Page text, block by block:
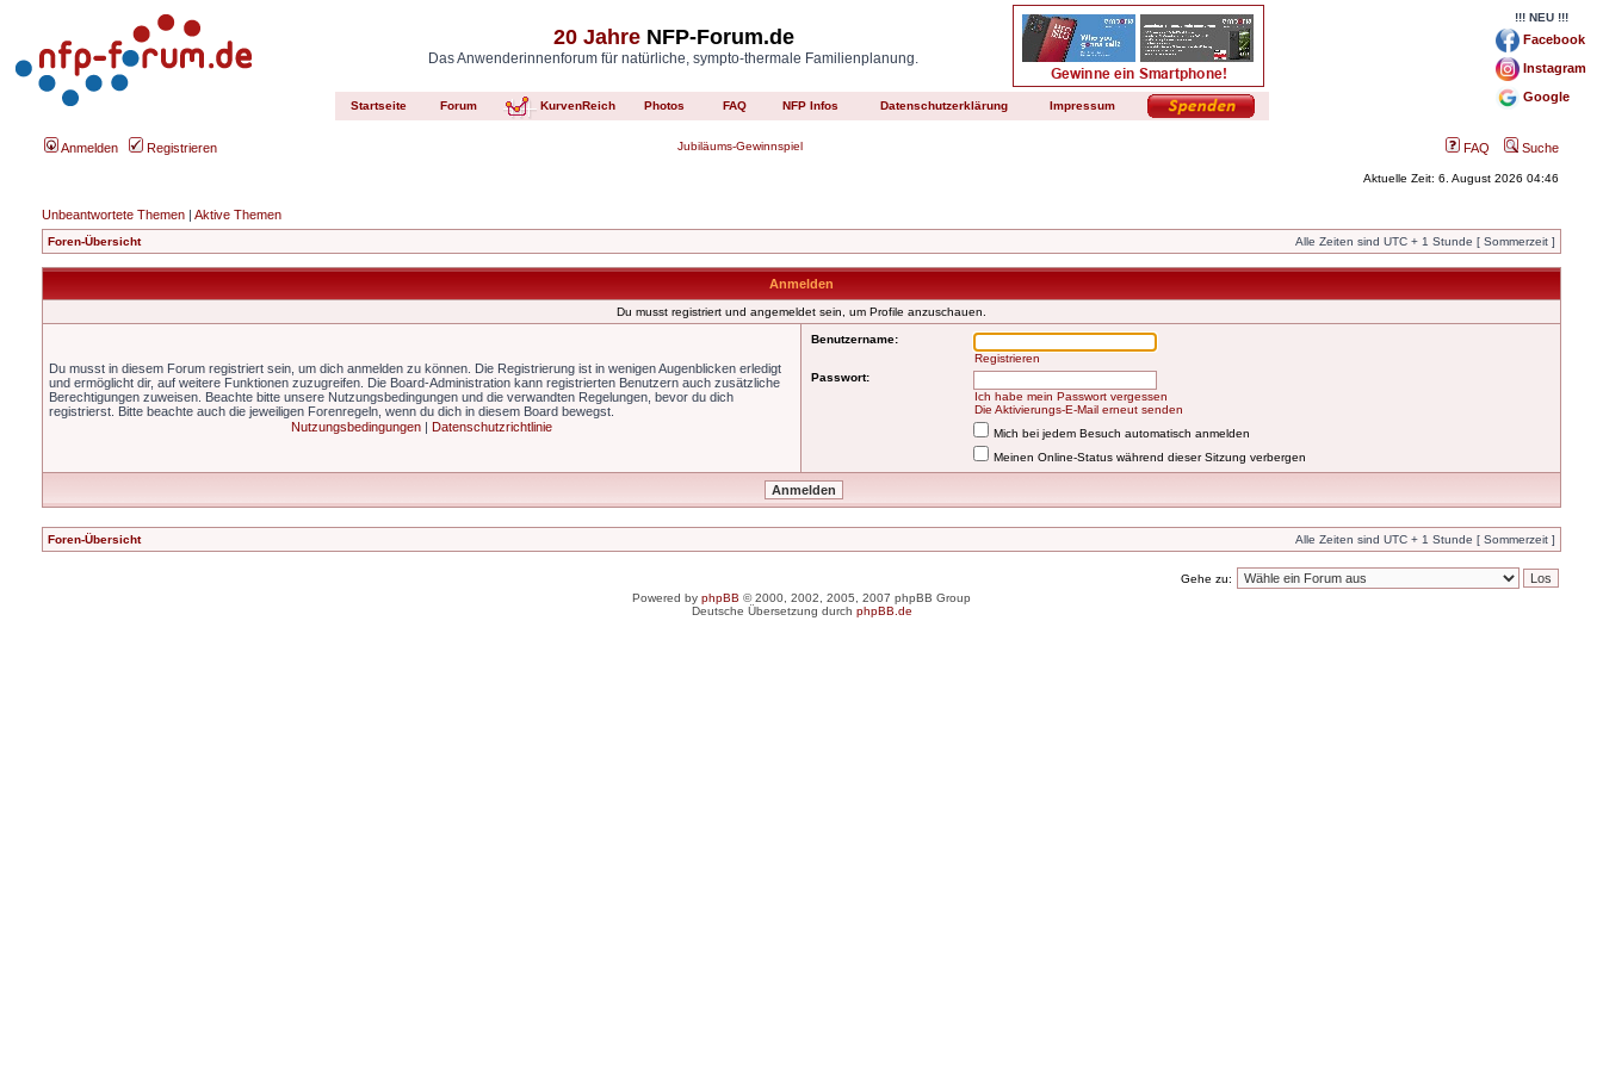
20 JahreNFP-Forum.de
Das Anwenderinnenforum für natürliche, sympto-thermale Familienplanung.
Startseite Forum KurvenReich Photos FAQ NFP Infos Datenschutzerklärung Impressum
!!! NEU !!!
Facebook
Instagram
Google
Anmelden Registrieren Jubiläums-Gewinnspiel FAQ Suche
Aktuelle Zeit: 6. August 2026 04:46
Unbeantwortete Themen | Aktive Themen
Foren-Übersicht Alle Zeiten sind UTC + 1 Stunde [ Sommerzeit ]
Anmelden
Du musst registriert und angemeldet sein, um Profile anzuschauen.
Du musst in diesem Forum registriert sein, um dich anmelden zu können. Die Registrierung ist in wenigen Augenblicken erledigt
und ermöglicht dir, auf weitere Funktionen zuzugreifen. Die Board-Administration kann registrierten Benutzern auch zusätzliche
Berechtigungen zuweisen. Beachte bitte unsere Nutzungsbedingungen und die verwandten Regelungen, bevor du dich
registrierst. Bitte beachte auch die jeweiligen Forenregeln, wenn du dich in diesem Board bewegst.
Nutzungsbedingungen | Datenschutzrichtlinie
Benutzername:
Registrieren
Passwort:
Ich habe mein Passwort vergessen
Die Aktivierungs-E-Mail erneut senden
Mich bei jedem Besuch automatisch anmelden
Meinen Online-Status während dieser Sitzung verbergen
Foren-Übersicht Alle Zeiten sind UTC + 1 Stunde [ Sommerzeit ]
Gehe zu:
Powered by phpBB © 2000, 2002, 2005, 2007 phpBB Group
Deutsche Übersetzung durch phpBB.de